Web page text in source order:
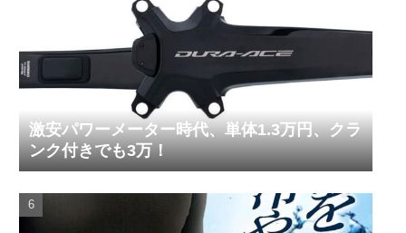
激安パワーメーター時代、単体1.3万円、クラ
ンク付きでも3万！